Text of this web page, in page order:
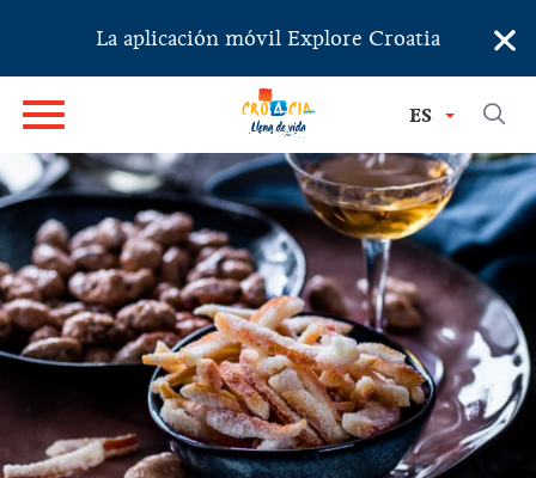
La aplicación móvil Explore Croatia ×
ES